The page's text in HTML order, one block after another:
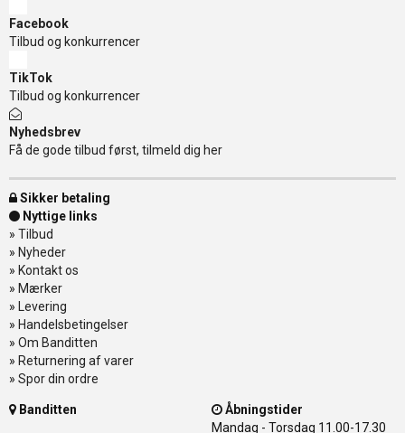
Facebook
Tilbud og konkurrencer
TikTok
Tilbud og konkurrencer
Nyhedsbrev
Få de gode tilbud først, tilmeld dig her
Sikker betaling
Nyttige links
» Tilbud
» Nyheder
» Kontakt os
» Mærker
» Levering
» Handelsbetingelser
» Om Banditten
» Returnering af varer
» Spor din ordre
Banditten
Åbningstider
Mandag - Torsdag 11.00-17.30